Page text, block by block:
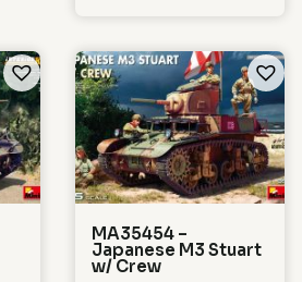
MA35454 –
Japanese M3 Stuart
w/ Crew